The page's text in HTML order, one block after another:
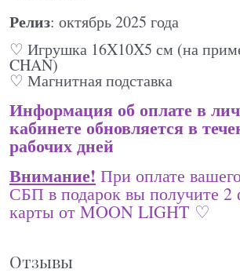
Релиз: октябрь 2025 года
♡ Игрушка 16X10X5 см (на
CHAN)
♡ Магнитная подставка
Информация об оплате в
кабинете обновляется в
рабочих дней
Внимание! При оплате
СБП в подарок вы получите 2
карты от MOON LIGHT ♡
Отзывы